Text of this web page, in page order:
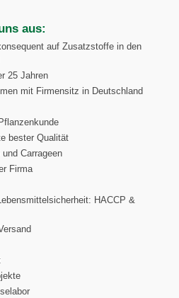
aus:
auf Zusatzstoffe in den
25 Jahren
mit Firmensitz in Deutschland
bester Qualität
Carrageen
Firma
HACCP &